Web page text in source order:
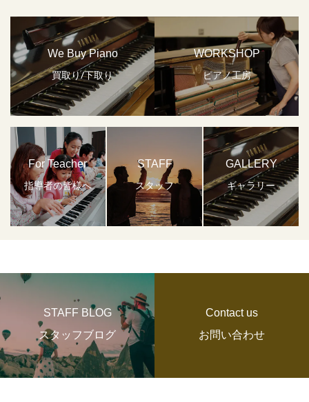
We Buy Piano
買取り/下取り
WORKSHOP
ピアノ工房
For Teacher
指導者の皆様へ
STAFF
スタッフ
GALLERY
ギャラリー
STAFF BLOG
スタッフブログ
Contact us
お問い合わせ